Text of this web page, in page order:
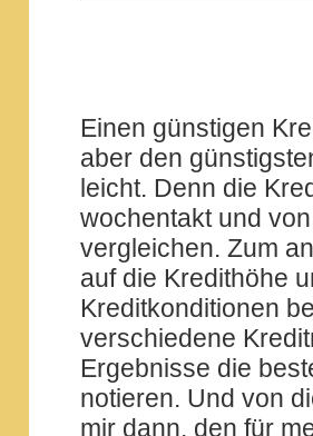
Einen günstigen
aber den
leicht. Denn die
wochentakt und
vergleichen. Zum
auf die Kredithöhe
Kreditkonditionen
verschiedene
Ergebnisse die
notieren. Und von
mir dann, den für